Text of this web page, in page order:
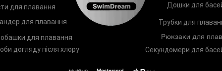
Shampoo
Чоловічі плавки Arena Geometry
Окуляри
Zoggs
Дитяче коло для плавання
Бірюши
для плавання
Дошки для
для плавання
для плавання
догляду після хлору
Трубки для
Рюкзаки для
Секундомери для